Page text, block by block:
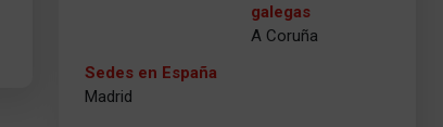
galegas
A Coruña
Sedes en España
Madrid